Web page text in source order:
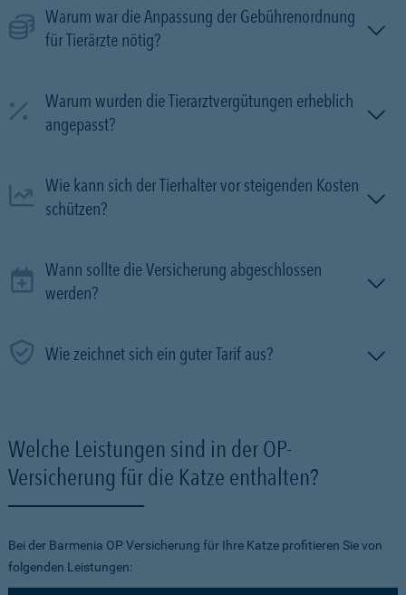
Warum war die Anpassung der Gebührenordnung
für Tierärzte nötig?
Warum wurden die Tierarztvergütungen erheblich
angepasst?
Wie kann sich der Tierhalter vor steigenden Kosten
schützen?
Wann sollte die Versicherung abgeschlossen
werden?
Wie zeichnet sich ein guter Tarif aus?
Welche Leistungen sind in der OP-
Versicherung für die Katze enthalten?
Bei der Barmenia OP Versicherung für Ihre Katze profitieren Sie von
folgenden Leistungen: